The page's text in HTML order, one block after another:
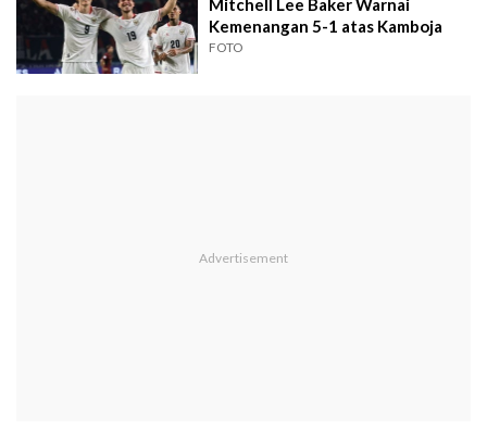
Mitchell Lee Baker Warnai
Kemenangan 5-1 atas Kamboja
FOTO